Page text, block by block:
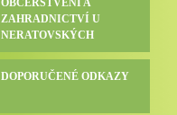
OBČERSTVENÍ A
ZAHRADNICTVÍ U
NERATOVSKÝCH
DOPORUČENÉ ODKAZY